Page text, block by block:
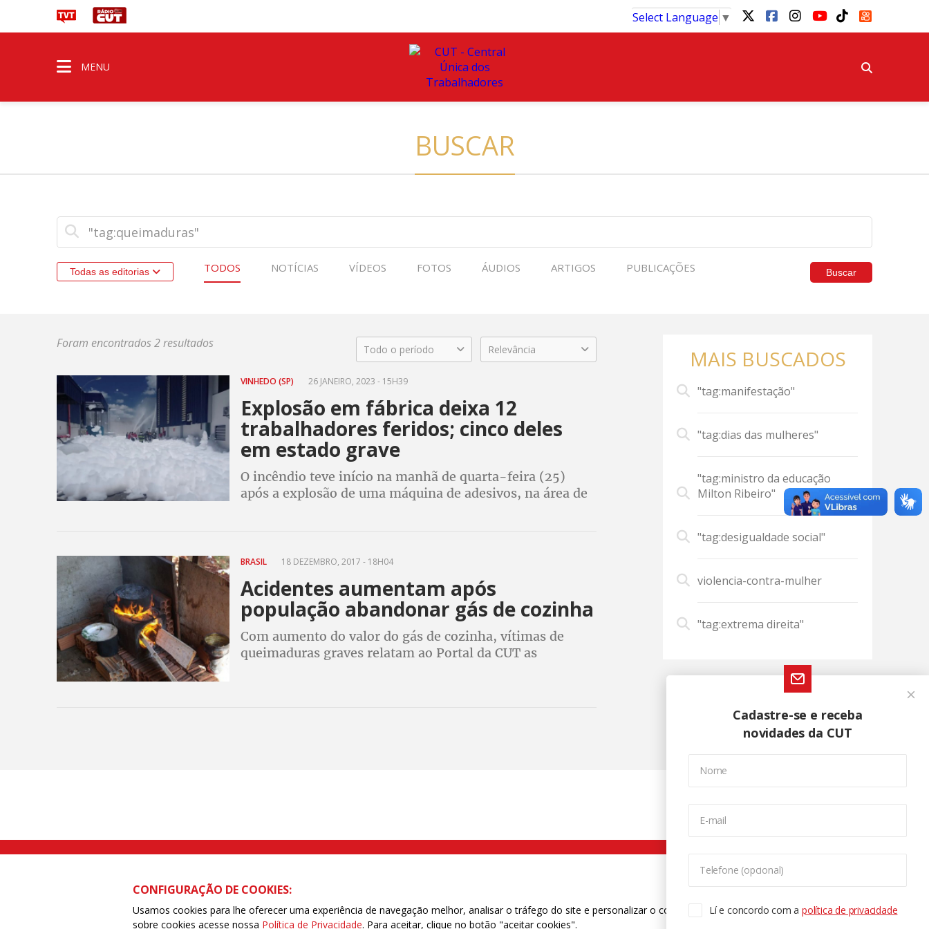
Select Language ▼
MENU
BUSCAR
Todas as editorias TODOS NOTÍCIAS VÍDEOS FOTOS ÁUDIOS ARTIGOS PUBLICAÇÕES Buscar
Foram encontrados 2 resultados Todo o período Relevância
VINHEDO (SP) 26 JANEIRO, 2023 - 15H39
Explosão em fábrica deixa 12
trabalhadores feridos; cinco deles
em estado grave
O incêndio teve início na manhã de quarta-feira (25)
após a explosão de uma máquina de adesivos, na área de
BRASIL 18 DEZEMBRO, 2017 - 18H04
Acidentes aumentam após
população abandonar gás de cozinha
Com aumento do valor do gás de cozinha, vítimas de
queimaduras graves relatam ao Portal da CUT as
MAIS BUSCADOS
"tag:manifestação"
"tag:dias das mulheres"
"tag:ministro da educação
Milton Ribeiro"
"tag:desigualdade social"
violencia-contra-mulher
"tag:extrema direita"
Cadastre-se e receba
novidades da CUT
Nome
E-mail
Telefone (opcional)
Lí e concordo com apolítica de privacidade
Rua Caetano Pinto nº 575 CEP 03041-000 Brás, São Paulo/SP | Telefone (11) 2108 9200 - Fax (11) 2108 9310
CONFIGURAÇÃO DE COOKIES:
Usamos cookies para lhe oferecer uma experiência de navegação melhor, analisar o tráfego do site e personalizar o conteúdo. Para saber mais
sobre cookies acesse nossa Política de Privacidade. Para aceitar, clique no botão "aceitar cookies".